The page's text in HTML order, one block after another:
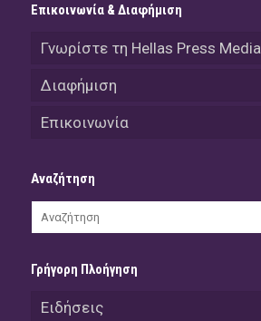
Επικοινωνία & Διαφήμιση
Γνωρίστε τη Hellas Press Media
Διαφήμιση
Επικοινωνία
Αναζήτηση
Γρήγορη Πλοήγηση
Ειδήσεις